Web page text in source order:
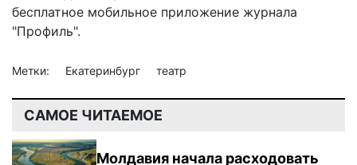
бесплатное мобильное приложение журнала
"Профиль".
Метки: Екатеринбург театр
САМОЕ ЧИТАЕМОЕ
Молдавия начала расходовать